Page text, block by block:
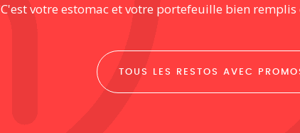
C'est votre estomac et votre portefeuille bien
TOUS LES RESTOS AVEC